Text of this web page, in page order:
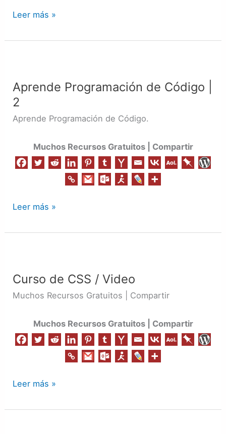
Leer más »
Aprende Programación de Código |
2
Aprende Programación de Código.
Muchos Recursos Gratuitos | Compartir
de
Código
|
Leer más »
Curso de CSS / Video
Muchos Recursos Gratuitos | Compartir
Muchos Recursos Gratuitos | Compartir
CSS
/
Leer más »